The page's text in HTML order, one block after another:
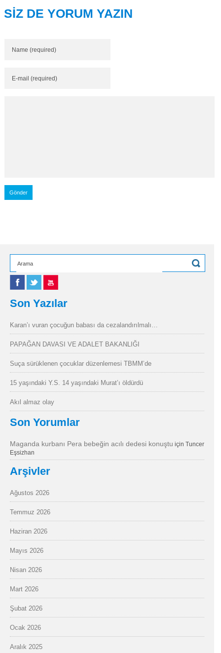
SİZ DE YORUM YAZIN
Son Yazılar
Karan’ı vuran çocuğun babası da cezalandırılmalı…
PAPAĞAN DAVASI VE ADALET BAKANLIĞI
Suça sürüklenen çocuklar düzenlemesi TBMM’de
15 yaşındaki Y.S. 14 yaşındaki Murat’ı öldürdü
Akıl almaz olay
Son Yorumlar
Maganda kurbanı Pera bebeğin acılı dedesi konuştu için Tuncer
Eşsizhan
Arşivler
Ağustos 2026
Temmuz 2026
Haziran 2026
Mayıs 2026
Nisan 2026
Mart 2026
Şubat 2026
Ocak 2026
Aralık 2025